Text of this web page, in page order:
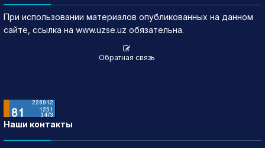
При использовании материалов опубликованных на данном
сайте, ссылка на www.uzse.uz обязательна.
Обратная связь
Наши контакты